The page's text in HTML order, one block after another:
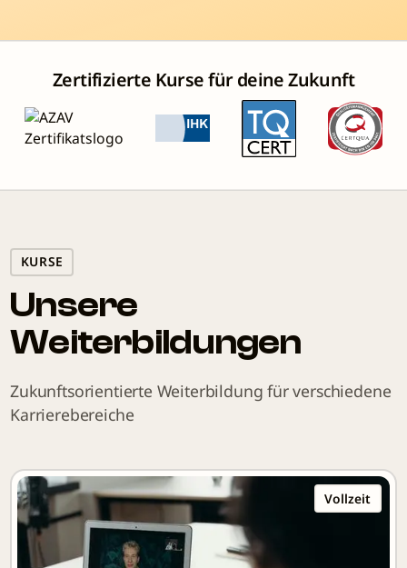
Zertifizierte Kurse für deine Zukunft
KURSE
Unsere
Weiterbildungen
Zukunftsorientierte Weiterbildung für verschiedene
Karrierebereiche
Vollzeit